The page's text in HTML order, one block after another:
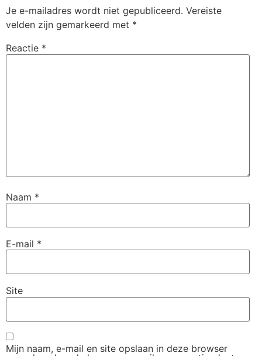
Je e-mailadres wordt niet gepubliceerd. Vereiste
velden zijn gemarkeerd met *
Reactie *
Naam *
E-mail *
Site
Mijn naam, e-mail en site opslaan in deze browser